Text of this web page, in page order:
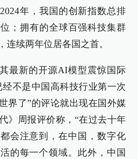
年，我国的创新指数总排
；拥有的全球百强科技集群
连续两年位居各国之首。
其最新的开源AI模型震惊国际
不是中国高科技行业第一次
界了”的评论就出现在国外媒
》周报评价称，“在过去十年
会注意到，在中国，数字化
的每一个领域。此外，中国